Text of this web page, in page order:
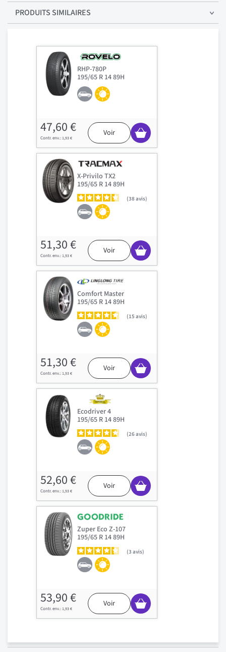
PRODUITS SIMILAIRES
RHP-780P
195/65 R 14 89H
47,60 €
1,93 €
Voir
X-Privilo TX2
195/65 R 14 89H
38avis
51,30 €
1,93 €
Voir
Comfort Master
195/65 R 14 89H
15avis
51,30 €
1,93 €
Voir
Ecodriver 4
195/65 R 14 89H
26avis
52,60 €
1,93 €
Voir
Zuper Eco Z-107
195/65 R 14 89H
3avis
53,90 €
1,93 €
Voir